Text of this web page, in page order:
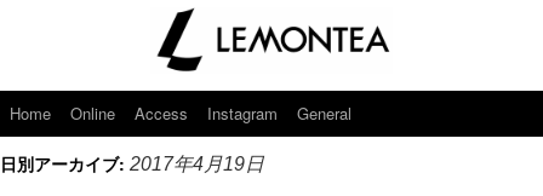
Home Online Access Instagram General
日別アーカイブ: 2017年4月19日